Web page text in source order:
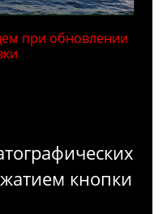
при обновлении
кнопки